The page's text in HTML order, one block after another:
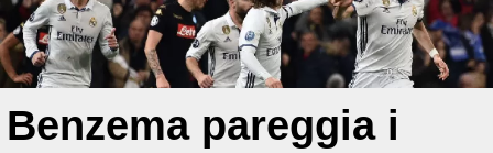
Benzema pareggia i